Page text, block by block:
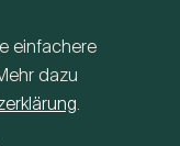
einfachere
dazu
.